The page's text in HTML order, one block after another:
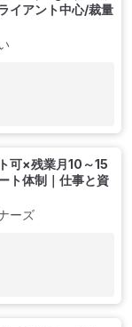
イアント中心/裁量
可×残業月10～15
ト体制｜仕事と資
ーズ